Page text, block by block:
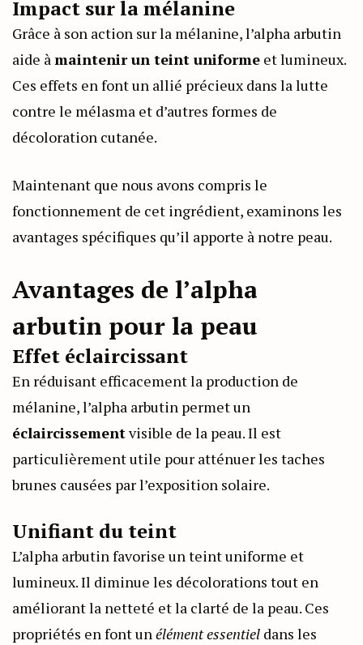
Impact sur la mélanine
Grâce à son action sur la mélanine, l’alpha arbutin
aide àmaintenir un teint uniforme et lumineux.
Ces effets en font un allié précieux dans la lutte
contre le mélasma et d’autres formes de
décoloration cutanée.
Maintenant que nous avons compris le
fonctionnement de cet ingrédient, examinons les
avantages spécifiques qu’il apporte à notre peau.
Avantages de l’alpha
arbutin pour la peau
Effet éclaircissant
En réduisant efficacement la production de
mélanine, l’alpha arbutin permet un
éclaircissementvisible de la peau. Il est
particulièrement utile pour atténuer les taches
brunes causées par l’exposition solaire.
Unifiant du teint
L’alpha arbutin favorise un teint uniforme et
lumineux. Il diminue les décolorations tout en
améliorant la netteté et la clarté de la peau. Ces
propriétés en font unélément essentiel dans les